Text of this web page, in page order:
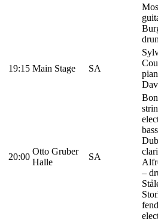
19:15 Main Stage SA
20:00
Otto Gruber
Halle
SA
–